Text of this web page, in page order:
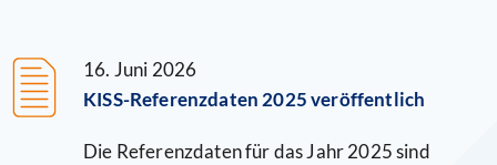
16. Juni 2026
KISS-Referenzdaten 2025 veröffentlich
Die Referenzdaten für das Jahr 2025 sind